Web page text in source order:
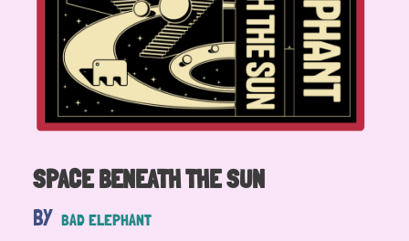
SPACE BENEATH THE SUN
BY BAD ELEPHANT